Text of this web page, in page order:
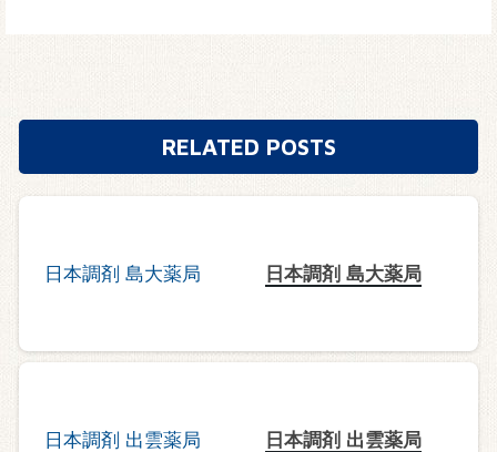
RELATED POSTS
日本調剤 島大薬局
日本調剤 出雲薬局